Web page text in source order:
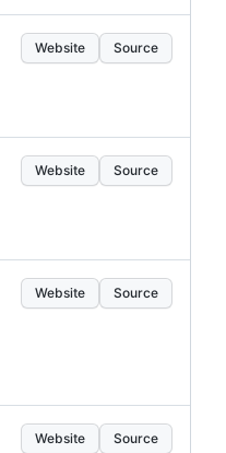
Website Source
Website Source
Website Source
Website Source